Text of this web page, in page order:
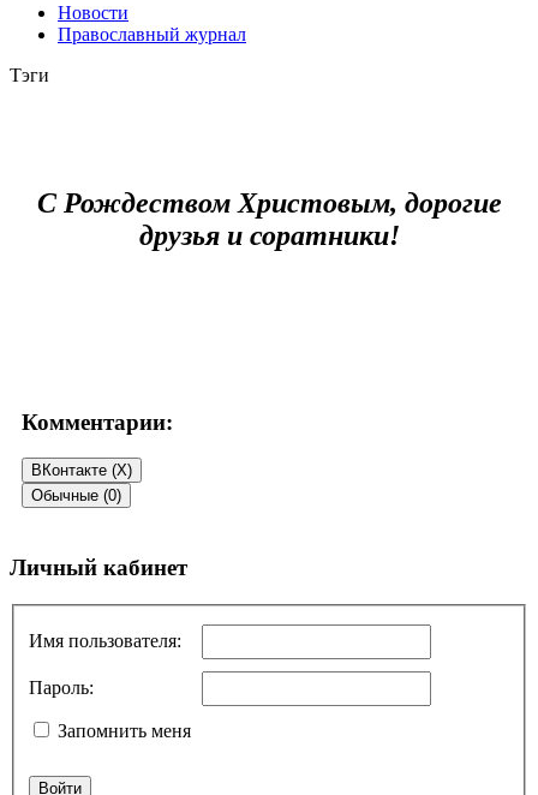
Новости
Православный журнал
Тэги
С Рождеством Христовым, дорогие
друзья и соратники!
Комментарии:
ВКонтакте (X)
Обычные (0)
Добавить комментарий
помечены*
Комментарий
Личный кабинет
Имя пользователя:
Пароль:
Запомнить меня
Войти